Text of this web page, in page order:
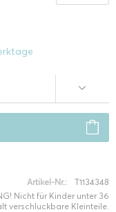
Artikel-Nr.:
T1134348
Nicht für Kinder unter 36
verschluckbare Kleinteile.